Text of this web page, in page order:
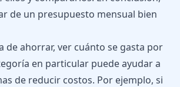
de un presupuesto mensual bien
de ahorrar, ver cuánto se gasta por
en particular puede ayudar a
de reducir costos. Por ejemplo, si